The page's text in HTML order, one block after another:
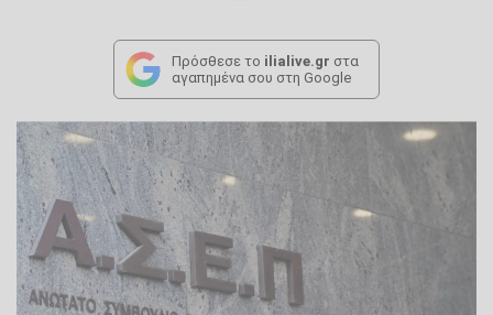
Πρόσθεσε το ilialive.gr στα
αγαπημένα σου στη Google